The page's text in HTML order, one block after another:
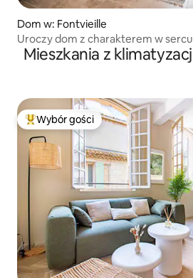
Dom w: Fontvieille
Uroczy dom z charakterem w
Mieszkania z
Najpopularniejsze z kategorii
Wybór gości